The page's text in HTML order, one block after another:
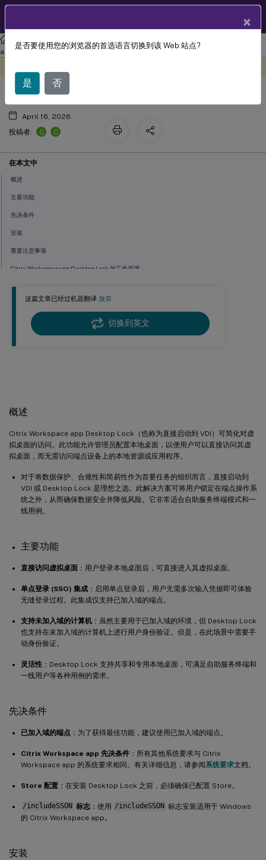
Citrix Workspace 应用程序（适用于 Windows）
Citrix Workspace
app 2402 LTSR 适用于 Windows
这篇文章已经过机器翻译.放弃
切换到英文
概述
Citrix Workspace app Desktop Lock（也称为直接启动到 VDI）可简化对虚
拟桌面的访问。此功能允许管理员配置本地桌面，以便用户可以直接访问其虚
拟桌面，而无需访问端点设备上的本地资源或应用程序。
对于将数据保护、合规性和简易性作为首要任务的组织而言，直接启动到
VDI 或 Desktop Lock 是理想之选。此解决方案可将用户锁定在端点操作系
统之外，从而确保数据安全并降低风险。它非常适合自助服务终端模式和一
线用例。
主要功能
直接访问虚拟桌面 ：用户登录本地桌面后，可直接进入其虚拟桌面。
单点登录 (SSO) 集成 ：启用单点登录后，用户无需多次输入凭据即可体验
无缝登录过程。此集成仅支持已加入域的端点。
支持未加入域的计算机 ：虽然主要用于已加入域的环境，但 Desktop Lock
也支持在未加入域的计算机上进行用户身份验证。但是，在此场景中需要手
动身份验证。
灵活性 ：Desktop Lock 支持共享和专用本地桌面，可满足自助服务终端和
一线用户等各种用例的需求。
先决条件
已加入域的端点 ：为了获得最佳功能，建议使用已加入域的端点。
Citrix Workspace app 先决条件 ：所有其他系统要求与 Citrix
Workspace app 的系统要求相同。有关详细信息，请参阅系统要求文档。
Store 配置 ：在安装 Desktop Lock 之前，必须确保已配置 Store。
/includeSSON 标志：使用 /includeSSON 标志安装适用于 Windows
的 Citrix Workspace app。
安装
Citrix Workspace app Desktop Lock
April 16, 2026
投稿者:
C C
在本文中
概述
主要功能
先决条件
安装
重要注意事项
Citrix Workspace app Desktop Lock 的工作原理
身份验证
其他支持的功能
将 Windows 快捷键传递到远程会话
×
是否要使用您的浏览器的首选语言切换到该 Web 站点?
是 否